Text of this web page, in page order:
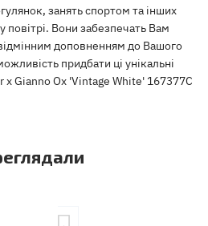
занять спортом та інших
повітрі. Вони забезпечать Вам
доповненням до Вашого
придбати ці унікальні
x Gianno Ox 'Vintage White' 167377C